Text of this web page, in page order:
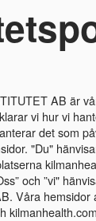
AB är
vi hur vi
det som
"Du"
och ”vi"
Våra hemsidor